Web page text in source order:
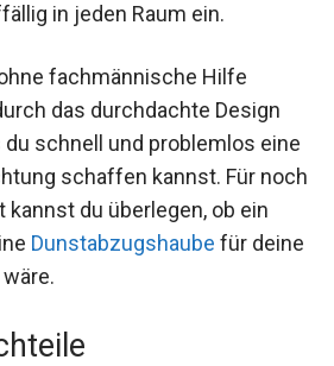
in jeden Raum ein.
fachmännische Hilfe
das durchdachte Design
schnell und problemlos eine
schaffen kannst. Für noch
kannst du überlegen, ob ein
Dunstabzugshaube für deine